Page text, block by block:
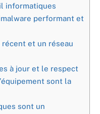
informatiques
performant et
et un réseau
à jour et le respect
sont la
sont un